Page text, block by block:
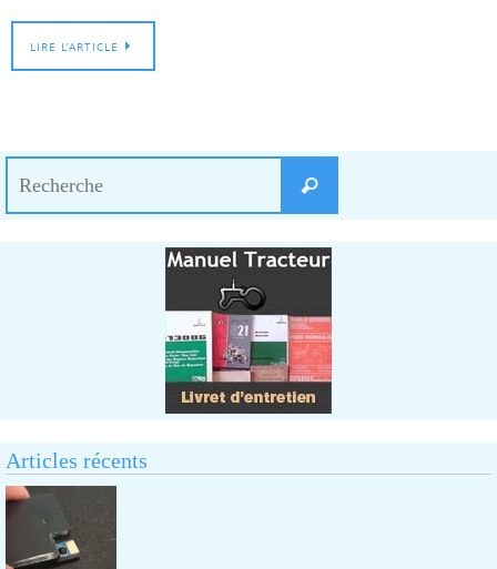
LIRE L’ARTICLE
Recherche
Articles récents